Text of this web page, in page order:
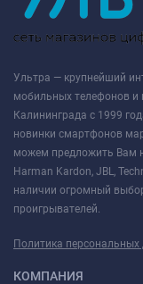
Ультра — крупнейший
мобильных телефонов и
Калининграда с 1999
новинки смартфонов
можем предложить Вам
Harman Kardon, JBL,
наличии огромный
проигрывателей.
Политика
КОМПАНИЯ